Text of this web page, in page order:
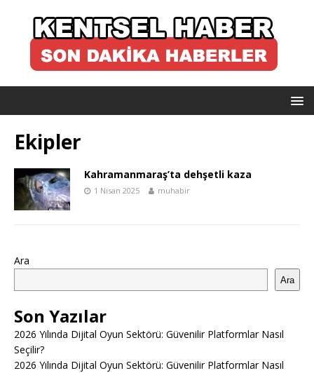
Ekipler
Kahramanmaraş’ta dehşetli kaza
1 Nisan 2025 muhabir
Ara
Ara
Son Yazılar
2026 Yılında Dijital Oyun Sektörü: Güvenilir Platformlar Nasıl
Seçilir?
2026 Yılında Dijital Oyun Sektörü: Güvenilir Platformlar Nasıl